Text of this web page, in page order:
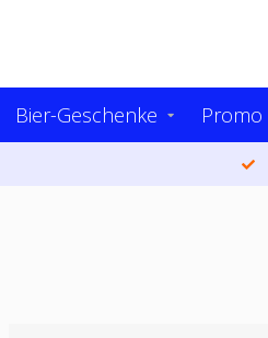
Bier-Geschenke Promo